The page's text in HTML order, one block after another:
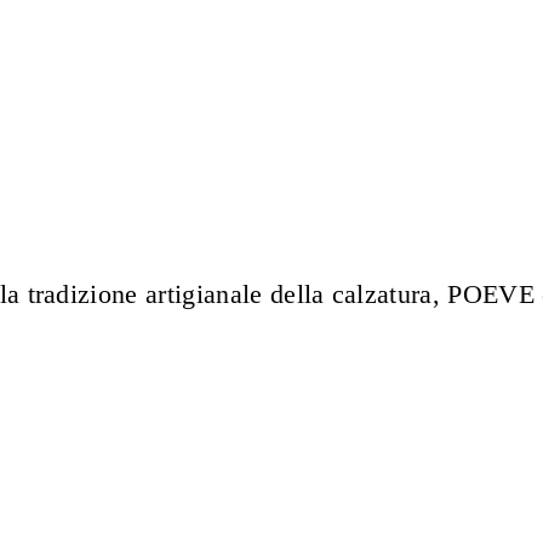
tradizione artigianale della calzatura,